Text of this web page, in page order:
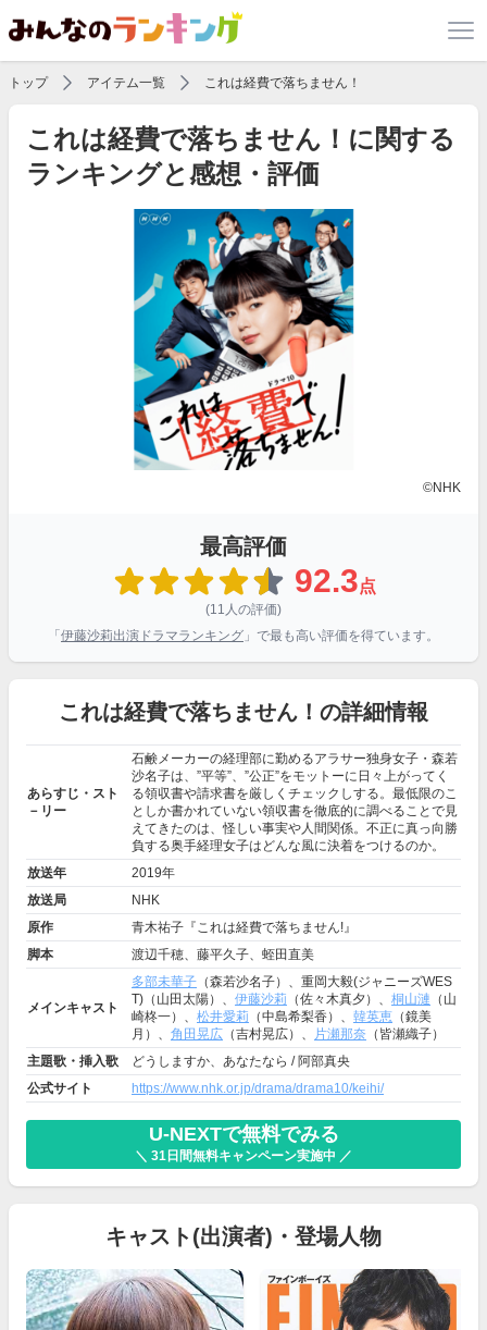
トップ アイテム一覧 これは経費で落ちません！
これは経費で落ちません！に関する
ランキングと感想・評価
©NHK
最高評価
92.3点
(11人の評価)
「 伊藤沙莉出演ドラマランキング 」で最も高い評価を得ています。
これは経費で落ちません！の詳細情報
あらすじ・スト
－リー
石鹸メーカーの経理部に勤めるアラサー独身女子・森若
沙名子は、”平等”、”公正”をモットーに日々上がってく
る領収書や請求書を厳しくチェックしする。最低限のこ
としか書かれていない領収書を徹底的に調べることで見
えてきたのは、怪しい事実や人間関係。不正に真っ向勝
負する奥手経理女子はどんな風に決着をつけるのか。
放送年
2019年
放送局
NHK
原作
青木祐子『これは経費で落ちません!』
脚本
渡辺千穂、藤平久子、蛭田直美
メインキャスト
多部未華子 （森若沙名子）、重岡大毅(ジャニーズWES
T)（山田太陽）、 伊藤沙莉 （佐々木真夕）、 桐山漣 （山
崎柊一）、 松井愛莉 （中島希梨香）、 韓英恵 （鏡美
月）、 角田晃広 （吉村晃広）、 片瀬那奈 （皆瀬織子）
主題歌・挿入歌
どうしますか、あなたなら / 阿部真央
公式サイト
https://www.nhk.or.jp/drama/drama10/keihi/
U-NEXTで無料でみる
＼ 31日間無料キャンペーン実施中 ／
キャスト(出演者)・登場人物